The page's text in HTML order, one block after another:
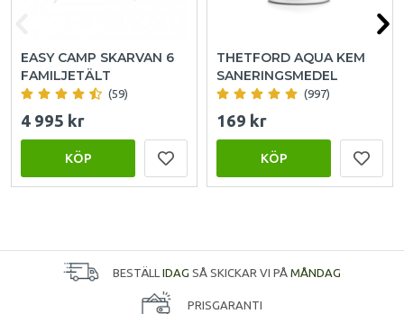
EASY CAMP SKARVAN 6
FAMILJETÄLT
(59)
4 995 kr
KÖP
THETFORD AQUA KEM
SANERINGSMEDEL
(997)
169 kr
KÖP
BESTÄLL IDAG SÅ SKICKAR VI PÅ MÅNDAG
PRISGARANTI